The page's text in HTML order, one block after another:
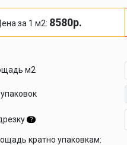
за 1 м2: 8580р.
м2
?
кратно упаковкам: